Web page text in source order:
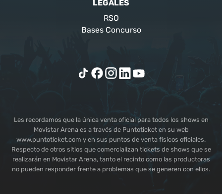
LEGALES
RSO
Bases Concurso
Les recordamos que la única venta oficial para todos los shows en
Movistar Arena es a través de Puntoticket en su web
www.puntoticket.com y en sus puntos de venta físicos oficiales.
Respecto de otros sitios que comercializan tickets de shows que se
realizarán en Movistar Arena, tanto el recinto como las productoras
no pueden responder frente a problemas que se generen con ellos.